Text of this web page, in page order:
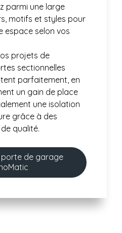
parmi une large
motifs et styles pour
espace selon vos
projets de
sectionnelles
parfaitement, en
un gain de place
une isolation
grâce à des
qualité.
porte de garage